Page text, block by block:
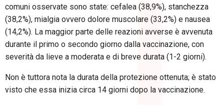
comuni osservate sono state: cefalea (38,9%), stanchezza
(38,2%), mialgia ovvero dolore muscolare (33,2%) e nausea
(14,2%). La maggior parte delle reazioni avverse è avvenuta
durante il primo o secondo giorno dalla vaccinazione, con
severità da lieve a moderata e di breve durata (1-2 giorni).
Non è tuttora nota la durata della protezione ottenuta; è stato
visto che essa inizia circa 14 giorni dopo la vaccinazione.